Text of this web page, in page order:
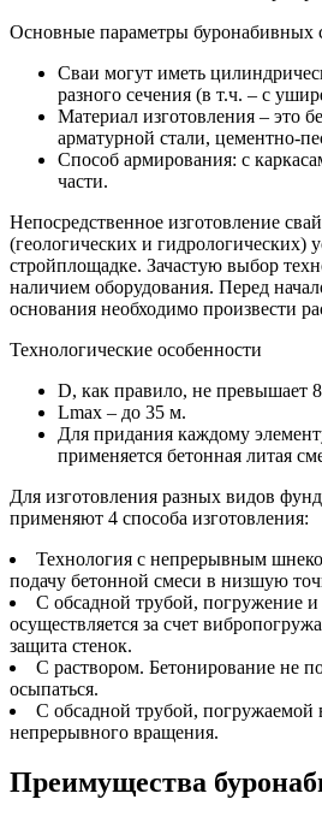
Основные параметры буронабивных
Сваи могут иметь
разного сечения (в т.ч. – с
Материал изготовления – это
арматурной стали, цементно-
Способ армирования: с
части.
Непосредственное изготовление
(геологических и гидрологических)
стройплощадке. Зачастую выбор
наличием оборудования. Перед
основания необходимо произвести
Технологические особенности
D, как правило, не превышает
Lmax – до 35 м.
Для придания каждому
применяется бетонная литая
Для изготовления разных видов
применяют 4 способа изготовления:
Технология с непрерывным
подачу бетонной смеси в низшую
С обсадной трубой, погружение и
осуществляется за счет
защита стенок.
С раствором. Бетонирование не
осыпаться.
С обсадной трубой, погружаемой
непрерывного вращения.
Преимущества